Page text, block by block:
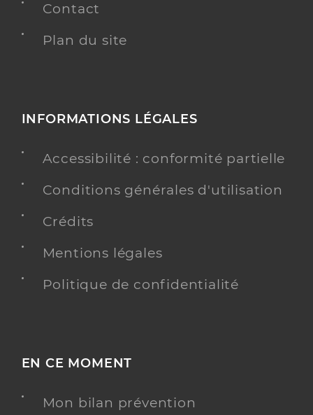
Contact
Plan du site
INFORMATIONS LÉGALES
Accessibilité : conformité partielle
Conditions générales d'utilisation
Crédits
Mentions légales
Politique de confidentialité
EN CE MOMENT
Mon bilan prévention